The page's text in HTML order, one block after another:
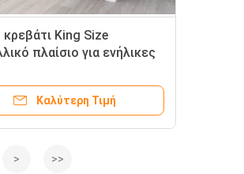
King Size
πλαίσιο για ενήλικες
Bunk Factory Supply
Καλύτερη Τιμή
> >>